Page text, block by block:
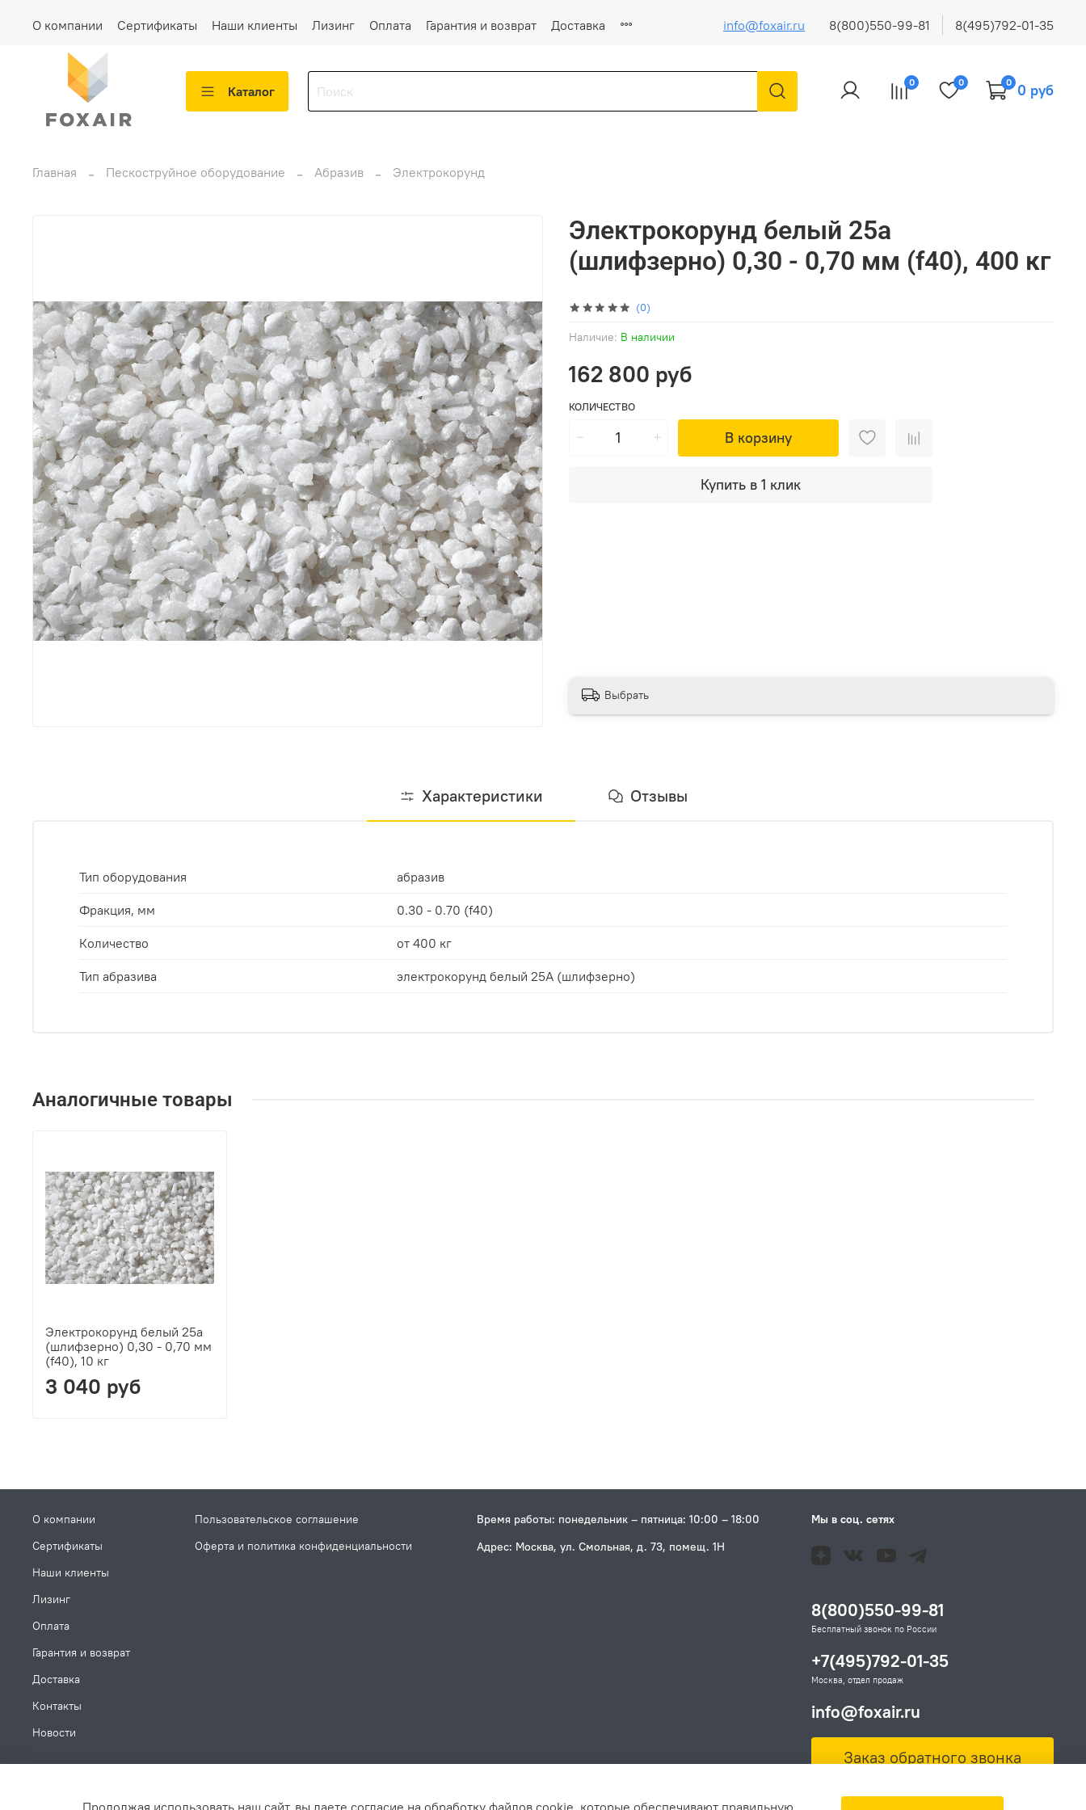
О компании Сертификаты Наши клиенты Лизинг Оплата Гарантия и возврат Доставка info@foxair.ru 8(800)550-99-81 8(495)792-01-35
Каталог
0 0 0 0 руб
Главная Пескоструйное оборудование Абразив Электрокорунд
(0)
Наличие: В наличии
Электрокорунд белый 25а
(шлифзерно) 0,30 - 0,70 мм (f40), 400 кг
162 800 руб
КОЛИЧЕСТВО
В корзину
Купить в 1 клик
Выбрать
Характеристики Отзывы
Тип оборудования абразив
Фракция, мм 0.30 - 0.70 (f40)
Количество от 400 кг
Тип абразива электрокорунд белый 25А (шлифзерно)
Аналогичные товары
Электрокорунд белый 25а
(шлифзерно) 0,30 - 0,70 мм
(f40), 10 кг
3 040 руб
О компании
Сертификаты
Наши клиенты
Лизинг
Оплата
Гарантия и возврат
Доставка
Контакты
Новости
Пользовательское соглашение
Оферта и политика конфиденциальности
Время работы: понедельник – пятница: 10:00 – 18:00
Адрес: Москва, ул. Смольная, д. 73, помещ. 1Н
Мы в соц. сетях
8(800)550-99-81
Бесплатный звонок по России
+7(495)792-01-35
Москва, отдел продаж
info@foxair.ru
Заказ обратного звонка